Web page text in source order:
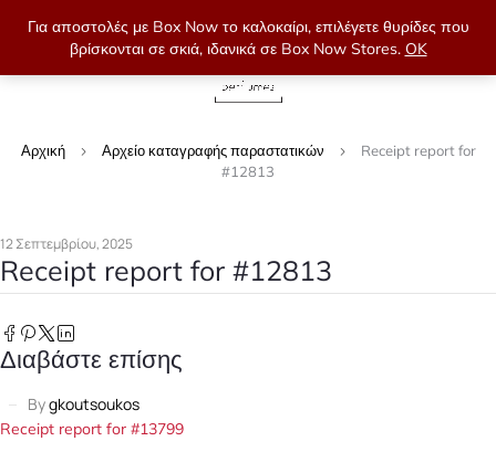
Για αποστολές με Box Now το καλοκαίρι, επιλέγετε θυρίδες που
βρίσκονται σε σκιά, ιδανικά σε Box Now Stores. OK
Αρχική Αρχείο καταγραφής παραστατικών
Receipt report for
#12813
12 Σεπτεμβρίου, 2025
Receipt report for #12813
Διαβάστε επίσης
Bygkoutsoukos
Receipt report for #13799